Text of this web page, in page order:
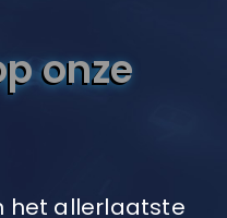
onze
het allerlaatste